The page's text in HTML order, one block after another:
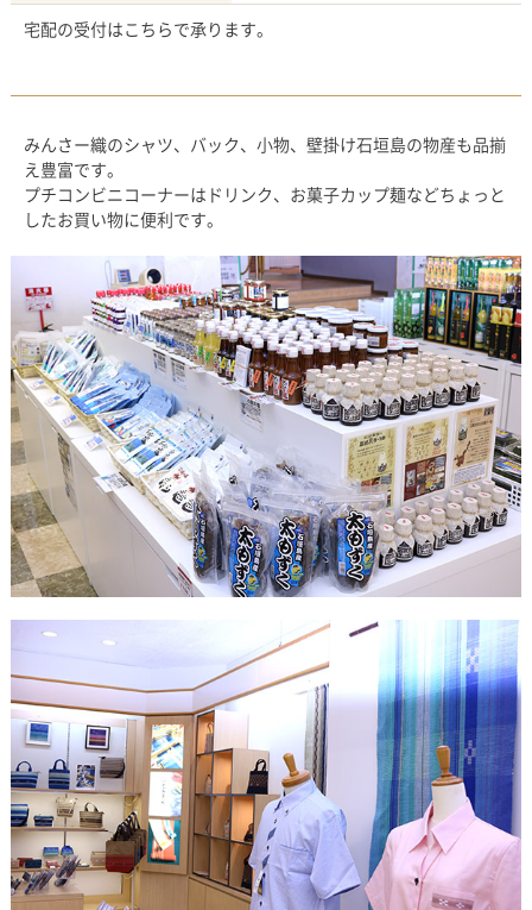
宅配の受付はこちらで承ります。
みんさー織のシャツ、バック、小物、壁掛け石垣島の物産も品揃
え豊富です。
プチコンビニコーナーはドリンク、お菓子カップ麺などちょっと
したお買い物に便利です。